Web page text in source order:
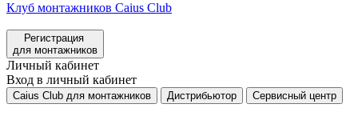
Клуб монтажников Caius Club
Регистрация
для монтажников
Личный кабинет
Вход в личный кабинет
Caius Club для монтажников Дистрибьютор Сервисный центр